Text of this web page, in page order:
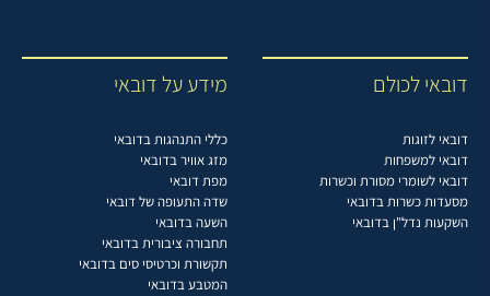
דובאי לכולם
דובאי לזוגות
דובאי למשפחות
דובאי לשומרי מסורת וכשרות
מסעדות כשרות בדובאי
השקעות נדל"ן בדובאי
מידע על דובאי
כללי התנהגות בדובאי
מזג אוויר בדובאי
מפת דובאי
שדה התעופה של דובאי
השעה בדובאי
תחבורה ציבורית בדובאי
תקשורת וכרטיסי סים בדובאי
המטבע בדובאי